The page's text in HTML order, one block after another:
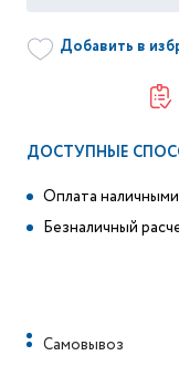
Добавить в
ДОСТУПНЫЕ
Оплата наличными
Безналичный
Самовывоз